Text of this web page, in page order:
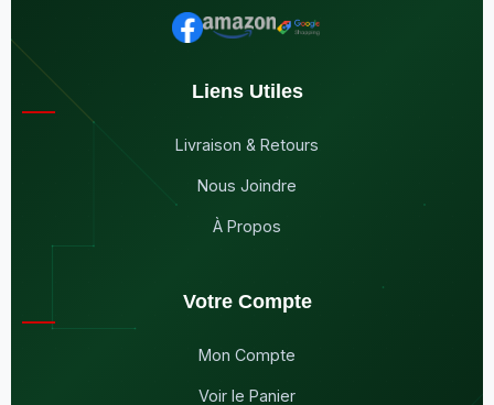
Liens Utiles
Livraison & Retours
Nous Joindre
À Propos
Votre Compte
Mon Compte
Voir le Panier